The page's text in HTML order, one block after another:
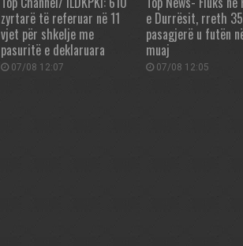
zyrtarë të referuar në 11
vjet për shkelje me
pasuritë e deklaruara
07/08 12:07
e Durrësit, rreth
pasagjerë u futën
muaj
07/08 12:05